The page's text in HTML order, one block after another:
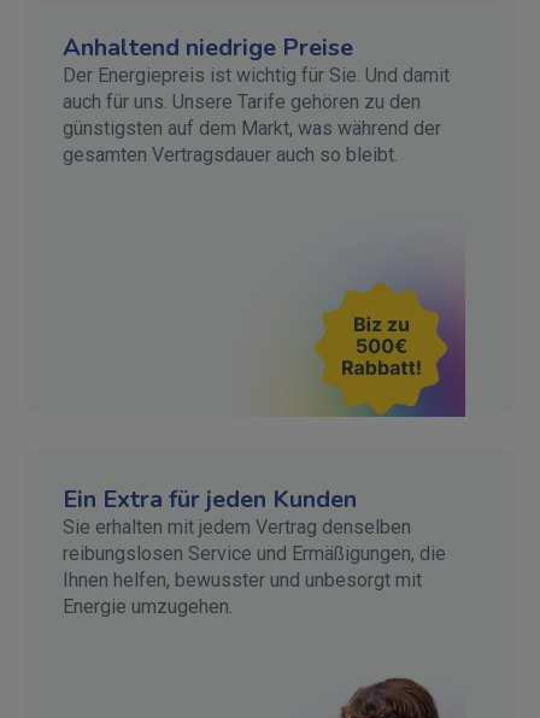
Anhaltend niedrige Preise
Der Energiepreis ist wichtig für Sie. Und damit
auch für uns. Unsere Tarife gehören zu den
günstigsten auf dem Markt, was während der
gesamten Vertragsdauer auch so bleibt.
Ein Extra für jeden Kunden
Sie erhalten mit jedem Vertrag denselben
reibungslosen Service und Ermäßigungen, die
Ihnen helfen, bewusster und unbesorgt mit
Energie umzugehen.